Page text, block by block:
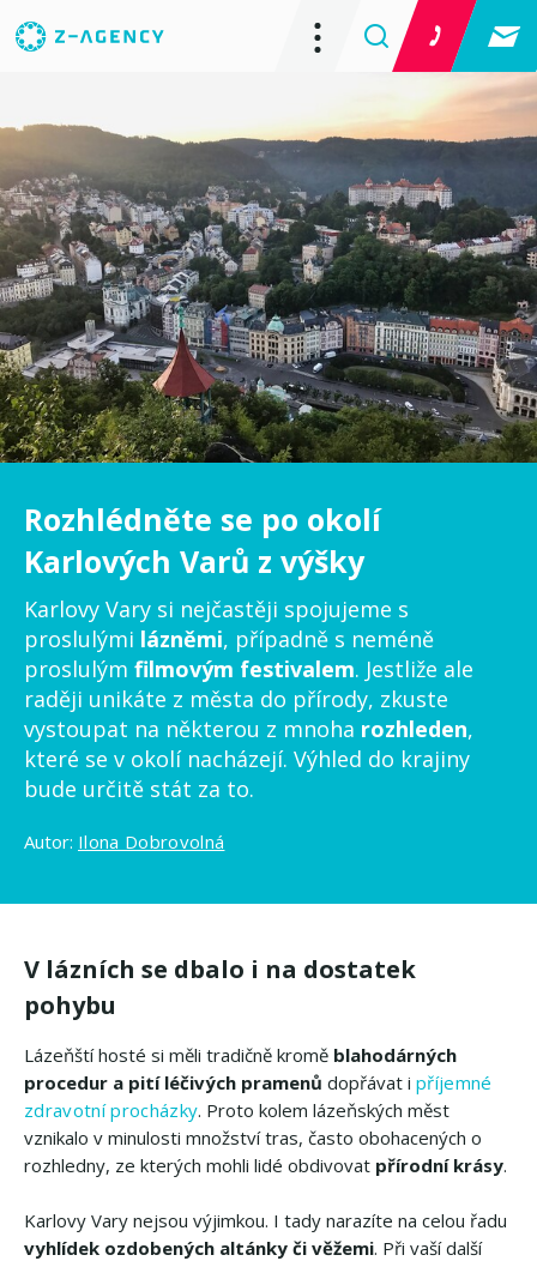
Rozhlédněte se po okolí
Karlových Varů z výšky
Karlovy Vary si nejčastěji spojujeme s
proslulými lázněmi, případně s neméně
proslulým filmovým festivalem. Jestliže ale
raději unikáte z města do přírody, zkuste
vystoupat na některou z mnoha rozhleden,
které se v okolí nacházejí. Výhled do krajiny
bude určitě stát za to.
Autor: Ilona Dobrovolná
V lázních se dbalo i na dostatek
pohybu
Lázeňští hosté si měli tradičně kromě blahodárných
procedur a pití léčivých pramenů dopřávat i příjemné
zdravotní procházky. Proto kolem lázeňských měst
vznikalo v minulosti množství tras, často obohacených o
rozhledny, ze kterých mohli lidé obdivovat přírodní krásy.
Karlovy Vary nejsou výjimkou. I tady narazíte na celou řadu
vyhlídek ozdobených altánky či věžemi. Při vaší další